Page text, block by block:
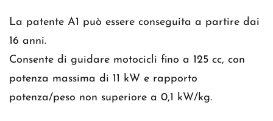
La patente A1 può essere conseguita a partire dai
16 anni.
Consente di guidare motocicli fino a 125 cc, con
potenza massima di 11 kW e rapporto
potenza/peso non superiore a 0,1 kW/kg.